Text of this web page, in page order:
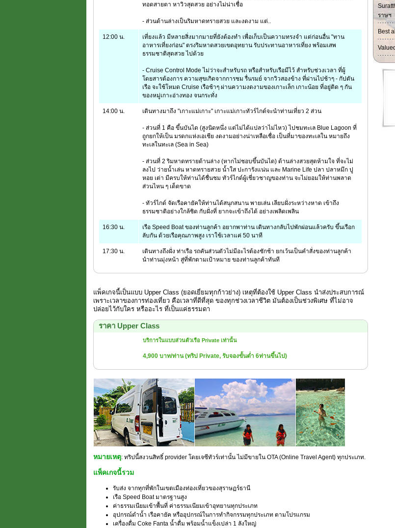
ทอดสายตา หาวิวสุดสวย อย่างไม่น่าเชื่อ
- ส่วนด้านล่างเป็นริมหาดทรายสวย และงดงาม แต่..
12:00 น.
เที่ยงแล้ว มีหลายสิ่งมากมายที่ยังต้องทำ เพื่อเก็บเป็นความทรงจำ แต่ก่อนอื่น "ทาน
อาหารเที่ยงก่อน" ตรงริมหาดสวยเขตอุทยาน รับประทานอาหารเที่ยง พร้อมเสพ
ธรรมชาติสุดสวย ไปด้วย
- Cruise Control Mode ไม่ว่าจะสำหรับรถ หรือสำหรับเรือมีไว้ สำหรับช่วงเวลา ที่ผู้
โดยสารต้องการ ความสุขเกิดจากการชม รื่นรมย์ จากวิวสองข้าง ที่ผ่านไปช้าๆ - กัปตัน
เรือ จะใช้โหมด Cruise เรือช้าๆ ผ่านความงดงามของเกาะเล็ก เกาะน้อย ที่อยู่ติด ๆ กัน
ของหมู่เกาะอ่างทอง จนกระทั่ง
14:00 น. เดินทางมาถึง "เกาะแม่เกาะ" เกาะแม่เกาะทัวร์ไกด์จะนำท่านเที่ยว 2 ส่วน
- ส่วนที่ 1 คือ ขึ้นบันได (สูงนิดหนึ่ง แต่ไม่ได้แปลว่าไม่ไหว) ไปชมทะเล Blue Lagoon ที่
ถูกยกให้เป็น มรดกแห่งเอเชีย งดงามอย่างน่าเหลือเชื่อ เป็นที่มาของทะเลใน หมายถึง
ทะเลในทะเล (Sea in Sea)
- ส่วนที่ 2 ริมหาดทรายด้านล่าง (หากไม่ชอบขึ้นบันได) ด้านล่างสวยสุดห้ามใจ ที่จะไม่
ลงไป ว่ายน้ำเล่น หาดทรายสวย น้ำใส ปะการังแน่น และ Marine Life ปลา ปลาหมึก ปู
หอย เต่า มีครบให้ท่านได้ชื่นชม ทัวร์ไกด์ผู้เชี่ยวชาญของท่าน จะไม่ยอมให้ท่านพลาด
ส่วนไหน ๆ เด็ดขาด
- ทัวร์ไกด์ จัดเรือคายัคให้ท่านได้สนุกสนาน พายเล่น เลียบฝั่งระหว่างหาด เข้าถึง
ธรรมชาติอย่างใกล้ชิด กับฝั่งที่ ยากจะเข้าถึงได้ อย่างเพลิดเพลิน
16:30 น.
เรือ Speed Boat ของท่านลูกค้า อยากพาท่าน เดินทางกลับไปพักผ่อนแล้วครับ ขึ้นเรือก
ลับกัน ด้วยเรือคุณภาพสูง เราใช้เวลาแค่ 50 นาที
17:30 น.
เดินทางถึงฝั่ง ท่าเรือ รถคันส่วนตัวไม่มีอะไรต้องชักช้า ยกเว้นเป็นคำสั่งของท่านลูกค้า
นำท่านมุ่งหน้า สู่ที่พักตามเป้าหมาย ของท่านลูกค้าทันที
แพ็คเกจนี้เป็นแบบ Upper Class (ยอดเยี่ยมทุกก้าวย่าง) เหตุที่ต้องใช้ Upper Class นำส่งประสบการณ์
เพราะเวลาของการท่องเที่ยว คือเวลาที่ดีที่สุด ของทุกช่วงเวลาชีวิต มันต้องเป็นช่วงพิเศษ ที่ไม่อาจ
ปล่อยไว้กับใคร หรืออะไร ที่เป็นแค่ธรรมดา
ราคา Upper Class
บริการในแบบส่วนตัวเรือ Private เท่านั้น
4,900 บาท/ท่าน (ทริป Private, รับจองขั้นต่ำ 6ท่านขึ้นไป)
หมายเหตุ: ทริปนี้สงวนสิทธิ์ provider โดยเจซีทัวร์เท่านั้น ไม่มีขายใน OTA (Online Travel Agent) ทุกประเภท.
แพ็คเกจนี้รวม
รับส่ง จากทุกที่พักในเขตเมืองท่องเที่ยวของสุราษฏร์ธานี
เรือ Speed Boat มาตรฐานสูง
ค่าธรรมเนียมเข้าพื้นที่ ค่าธรรมเนียมเข้าอุทยานทุกประเภท
อุปกรณ์ดำน้ำ เรือคายัค หรืออุปกรณ์ในการทำกิจกรรมทุกประเภท ตามโปรแกรม
เครื่องดื่ม Coke Fanta น้ำดื่ม พร้อมน้ำแข็งเปล่า 1 ลังใหญ่
ราษฯ
Best